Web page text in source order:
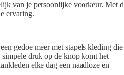
van je persoonlijke voorkeur. Met
ervaring.
gedoe meer met stapels kleding
druk op de knop komt het
elke dag een naadloze en